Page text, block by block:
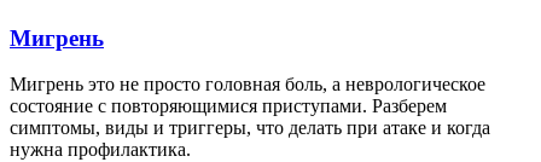
Мигрень
Мигрень это не просто головная боль, а неврологическое
состояние с повторяющимися приступами. Разберем
симптомы, виды и триггеры, что делать при атаке и когда
нужна профилактика.